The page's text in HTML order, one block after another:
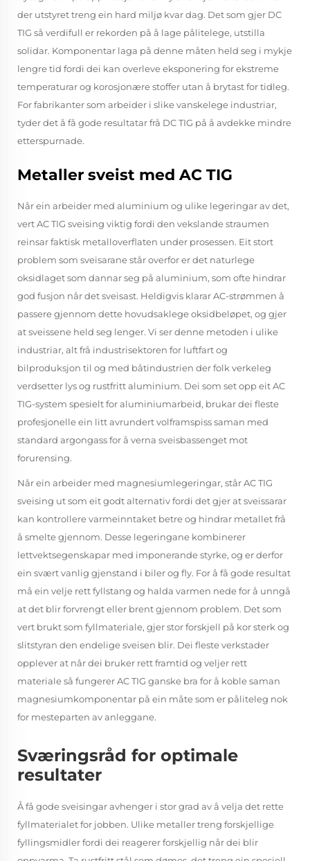
der utstyret treng ein hard miljø kvar dag. Det som gjer DC
TIG så verdifull er rekorden på å lage pålitelege, utstilla
solidar. Komponentar laga på denne måten held seg i mykje
lengre tid fordi dei kan overleve eksponering for ekstreme
temperaturar og korosjonære stoffer utan å brytast for tidleg.
For fabrikanter som arbeider i slike vanskelege industriar,
tyder det å få gode resultatar frå DC TIG på å avdekke mindre
etterspurnade.
Metaller sveist med AC TIG
Når ein arbeider med aluminium og ulike legeringar av det,
vert AC TIG sveising viktig fordi den vekslande straumen
reinsar faktisk metalloverflaten under prosessen. Eit stort
problem som sveisarane står overfor er det naturlege
oksidlaget som dannar seg på aluminium, som ofte hindrar
god fusjon når det sveisast. Heldigvis klarar AC-strømmen å
passere gjennom dette hovudsaklege oksidbeløpet, og gjer
at sveissene held seg lenger. Vi ser denne metoden i ulike
industriar, alt frå industrisektoren for luftfart og
bilproduksjon til og med båtindustrien der folk verkeleg
verdsetter lys og rustfritt aluminium. Dei som set opp eit AC
TIG-system spesielt for aluminiumarbeid, brukar dei fleste
profesjonelle ein litt avrundert volframspiss saman med
standard argongass for å verna sveisbassenget mot
forurensing.
Når ein arbeider med magnesiumlegeringar, står AC TIG
sveising ut som eit godt alternativ fordi det gjer at sveissarar
kan kontrollere varmeinntaket betre og hindrar metallet frå
å smelte gjennom. Desse legeringane kombinerer
lettvektsegenskapar med imponerande styrke, og er derfor
ein svært vanlig gjenstand i biler og fly. For å få gode resultat
må ein velje rett fyllstang og halda varmen nede for å unngå
at det blir forvrengt eller brent gjennom problem. Det som
vert brukt som fyllmateriale, gjer stor forskjell på kor sterk og
slitstyran den endelige sveisen blir. Dei fleste verkstader
opplever at når dei bruker rett framtid og veljer rett
materiale så fungerer AC TIG ganske bra for å koble saman
magnesiumkomponentar på ein måte som er påliteleg nok
for mesteparten av anleggane.
Sværingsråd for optimale
resultater
Å få gode sveisingar avhenger i stor grad av å velja det rette
fyllmaterialet for jobben. Ulike metaller treng forskjellige
fyllingsmidler fordi dei reagerer forskjellig når dei blir